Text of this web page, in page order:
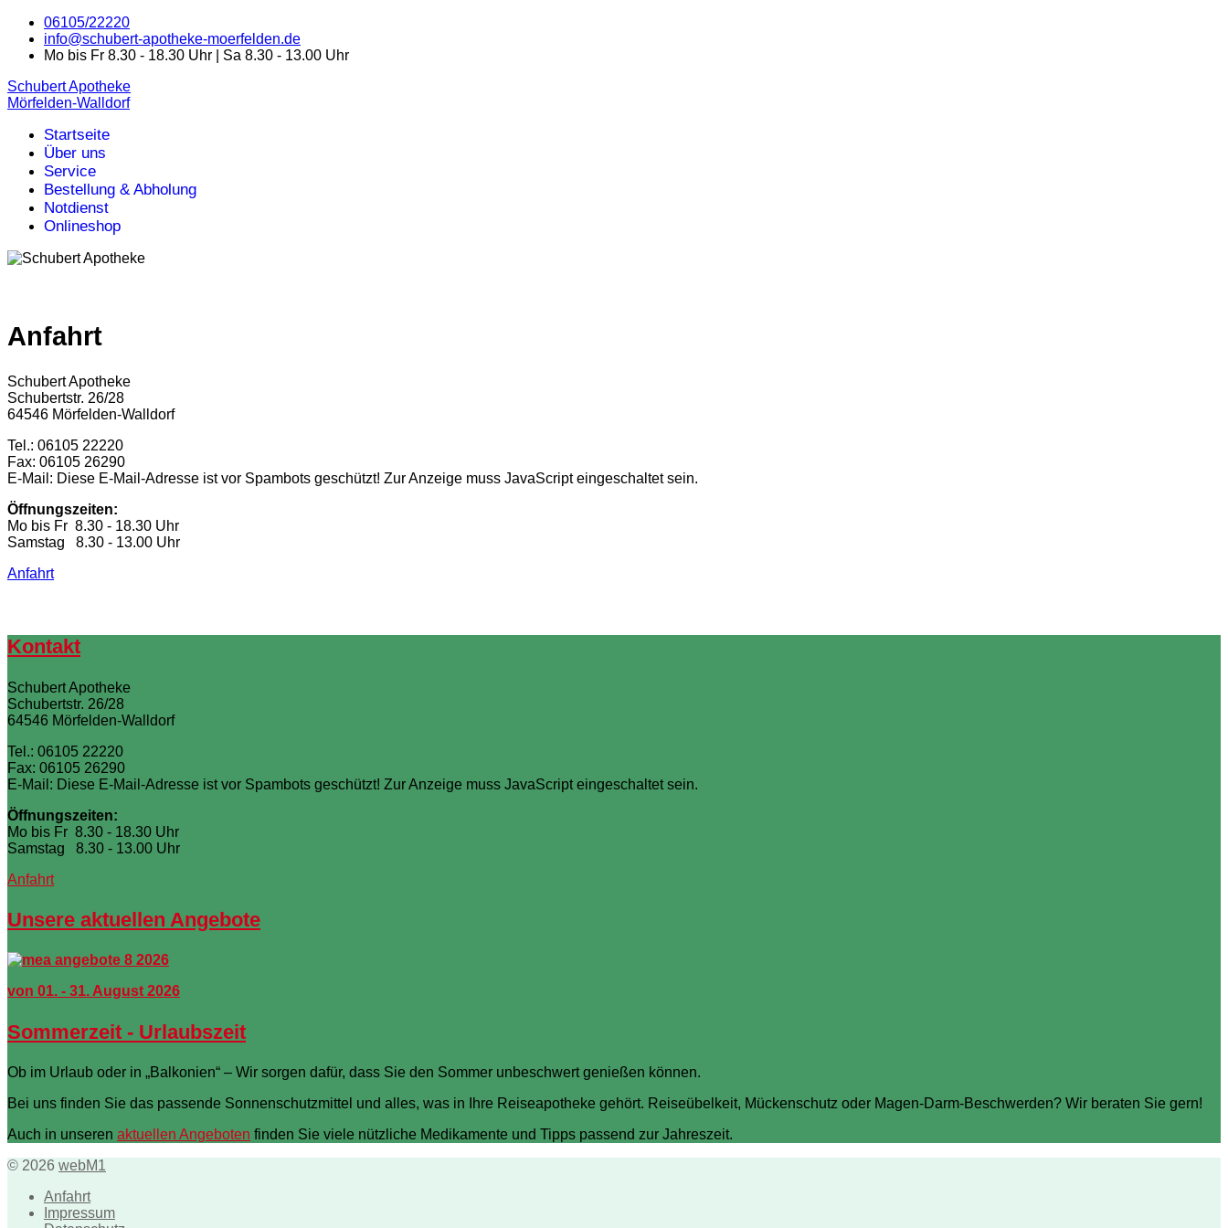
06105/22220
info@schubert-apotheke-moerfelden.de
Mo bis Fr 8.30 - 18.30 Uhr | Sa 8.30 - 13.00 Uhr
Schubert Apotheke
Mörfelden-Walldorf
Startseite
Über uns
Service
Bestellung & Abholung
Notdienst
Onlineshop
Anfahrt
Schubert Apotheke
Schubertstr. 26/28
64546 Mörfelden-Walldorf
Tel.: 06105 22220
Fax: 06105 26290
E-Mail: Diese E-Mail-Adresse ist vor Spambots geschützt! Zur Anzeige muss JavaScript eingeschaltet sein.
Öffnungszeiten:
Mo bis Fr 8.30 - 18.30 Uhr
Samstag 8.30 - 13.00 Uhr
Anfahrt
Kontakt
Schubert Apotheke
Schubertstr. 26/28
64546 Mörfelden-Walldorf
Tel.: 06105 22220
Fax: 06105 26290
E-Mail: Diese E-Mail-Adresse ist vor Spambots geschützt! Zur Anzeige muss JavaScript eingeschaltet sein.
Öffnungszeiten:
Mo bis Fr 8.30 - 18.30 Uhr
Samstag 8.30 - 13.00 Uhr
Anfahrt
Unsere aktuellen Angebote
von 01. - 31. August 2026
Sommerzeit - Urlaubszeit
Ob im Urlaub oder in „Balkonien“ – Wir sorgen dafür, dass Sie den Sommer unbeschwert genießen können.
Bei uns finden Sie das passende Sonnenschutzmittel und alles, was in Ihre Reiseapotheke gehört. Reiseübelkeit, Mückenschutz oder Magen-Darm-Beschwerden? Wir beraten Sie gern!
Auch in unseren aktuellen Angeboten finden Sie viele nützliche Medikamente und Tipps passend zur Jahreszeit.
© 2026 webM1
Anfahrt
Impressum